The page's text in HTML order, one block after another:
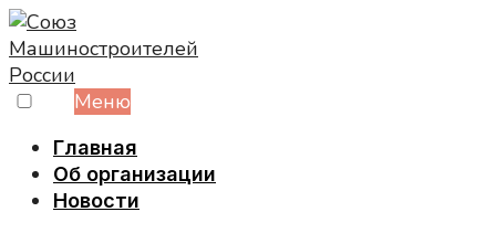
Skip
to
content
Меню
Главная
Об организации
Новости